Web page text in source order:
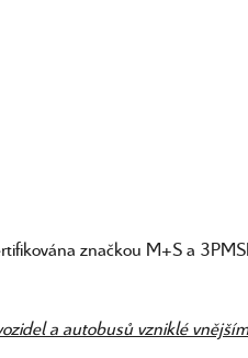
značkou M+S a
a autobusů vzniklé